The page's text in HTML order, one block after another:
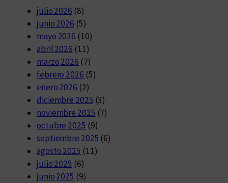
julio 2026 (8)
junio 2026 (5)
mayo 2026 (10)
abril 2026 (11)
marzo 2026 (7)
febrero 2026 (5)
enero 2026 (2)
diciembre 2025 (3)
noviembre 2025 (7)
octubre 2025 (9)
septiembre 2025 (6)
agosto 2025 (11)
julio 2025 (6)
junio 2025 (9)